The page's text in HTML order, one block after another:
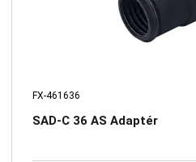
FX-461636
SAD-C 36 AS Adaptér